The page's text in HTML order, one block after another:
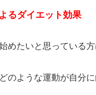
るダイエット効果
めたいと思っている
のような運動が自分